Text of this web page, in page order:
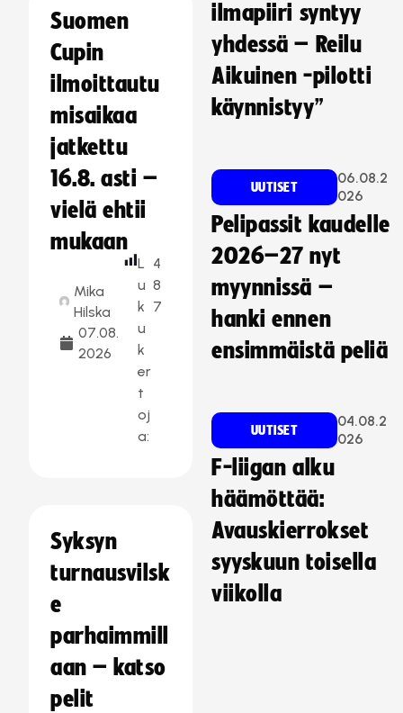
Suomen
Cupin
ilmoittautu
misaikaa
jatkettu
16.8. asti –
vielä ehtii
mukaan
Mika
Hilska
07.08.
2026
L
u
k
u
k
er
t
oj
a:
4
8
7
Syksyn
turnausvilsk
e
parhaimmill
aan – katso
pelit
ilmapiiri syntyy
yhdessä – Reilu
Aikuinen -pilotti
käynnistyy”
UUTISET
06.08.2
026
Pelipassit kaudelle
2026–27 nyt
myynnissä –
hanki ennen
ensimmäistä peliä
UUTISET
04.08.2
026
F-liigan alku
häämöttää:
Avauskierrokset
syyskuun toisella
viikolla